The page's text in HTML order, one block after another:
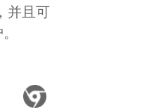
并且可